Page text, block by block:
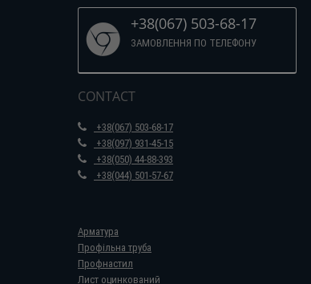
+38(067) 503-68-17
ЗАМОВЛЕННЯ ПО ТЕЛЕФОНУ
CONTACT
+38(067) 503-68-17
+38(097) 931-45-15
+38(050) 44-88-393
+38(044) 501-57-67
Арматура
Профільна труба
Профнастил
Лист оцинкований